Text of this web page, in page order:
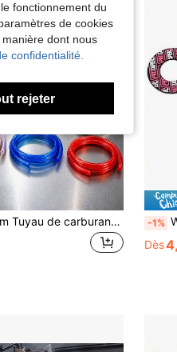
1 pièce 1m Tuyau de carburant pour moto, tuyau de ligne de carburant d'essence, tuyau d'huile en ligne, tuyau de carburant flexible universel en caoutchouc, ligne de carburateur pour mini moto 50cc-160cc, dirt bike, pit bike, atv quad, scooter, mobylette, go kart, pocket bike, accessoires de moto -1% WD NICE
Dès
fonctionnement du
de cookies
dont nous
confidentialité.
rejeter